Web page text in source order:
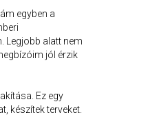
egyben a
Legjobb alatt nem
jól érzik
Ez egy
készítek terveket.